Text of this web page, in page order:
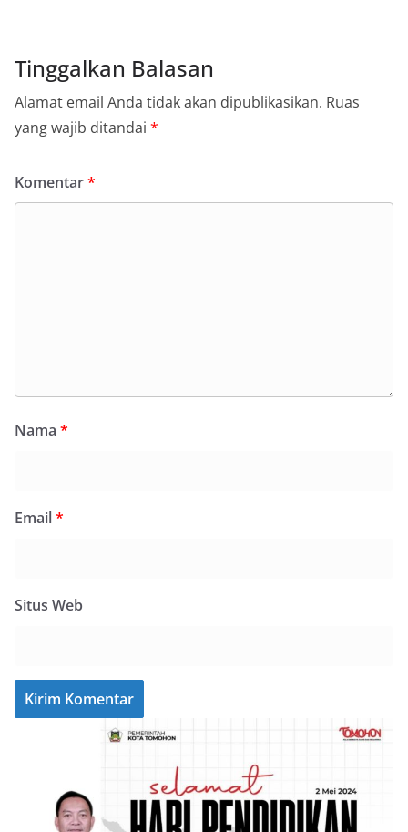
Tinggalkan Balasan
Alamat email Anda tidak akan dipublikasikan. Ruas
yang wajib ditandai *
Komentar*
Nama *
Email*
Situs Web